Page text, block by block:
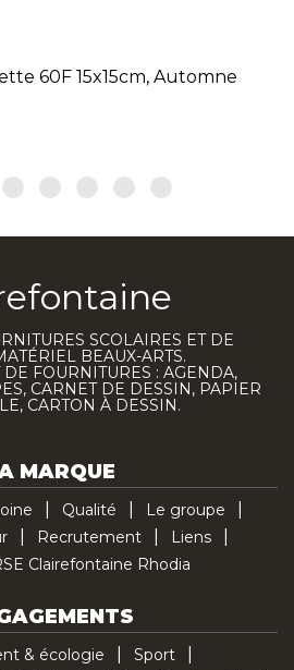
60F 15x15cm, Automne
SCOLAIRES ET DE
BEAUX-ARTS.
FOURNITURES : AGENDA,
CARNET DE DESSIN, PAPIER
CARTON À DESSIN.
MARQUE
Qualité
Le groupe
Recrutement
Liens
Clairefontaine Rhodia
& écologie
Sport